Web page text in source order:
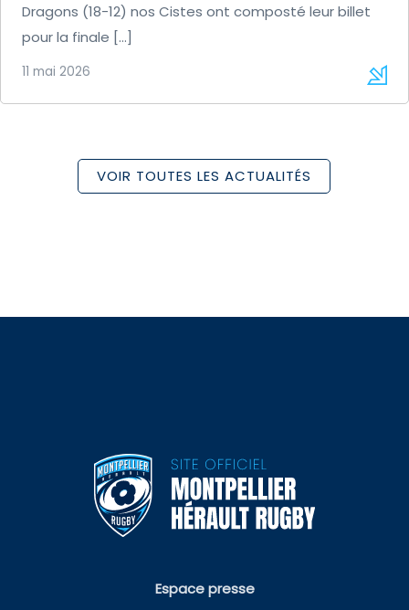
Dragons (18-12) nos Cistes ont composté leur billet
pour la finale […]
11 mai 2026
VOIR TOUTES LES ACTUALITÉS
Espace presse